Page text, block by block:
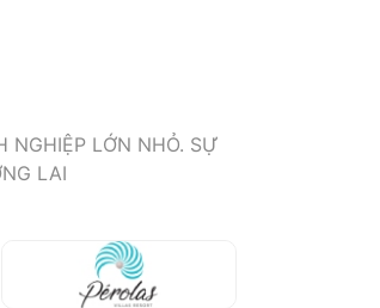
NGHIỆP LỚN NHỎ. SỰ
LAI